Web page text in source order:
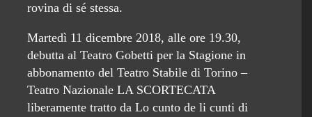
rovina di sé stessa.
Martedì 11 dicembre 2018, alle ore 19.30,
debutta al Teatro Gobetti per la Stagione in
abbonamento del Teatro Stabile di Torino –
Teatro Nazionale LA SCORTECATA
liberamente tratto da Lo cunto de li cunti di